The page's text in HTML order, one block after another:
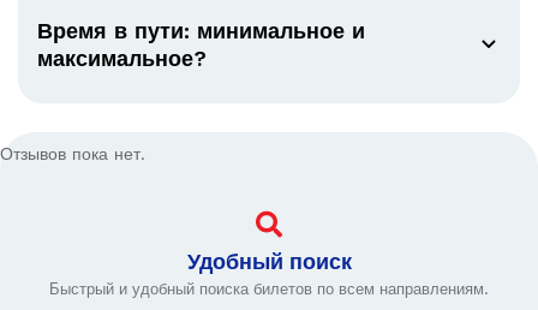
Время в пути: минимальное и
максимальное?
Отзывов пока нет.
Удобный поиск
Быстрый и удобный поиска билетов по всем направлениям.